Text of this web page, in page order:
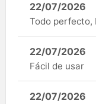
22/07/2026
Todo perfecto,
22/07/2026
Fácil de usar
22/07/2026